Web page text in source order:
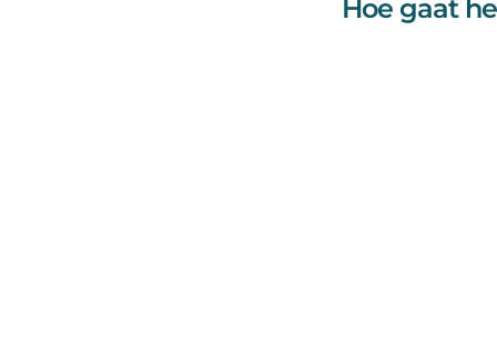
Hoe gaat